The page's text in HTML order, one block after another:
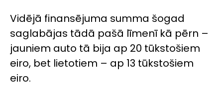
Vidējā finansējuma summa šogad
saglabājas tādā pašā līmenī kā pērn –
jauniem auto tā bija ap 20 tūkstošiem
eiro, bet lietotiem – ap 13 tūkstošiem
eiro.